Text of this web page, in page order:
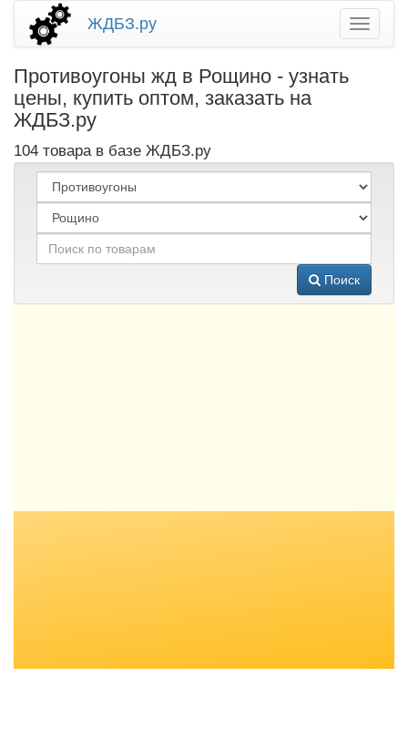
ЖДБЗ.ру
Противоугоны жд в Рощино - узнать
цены, купить оптом, заказать на
ЖДБЗ.ру
104 товара в базе ЖДБЗ.ру
Поиск